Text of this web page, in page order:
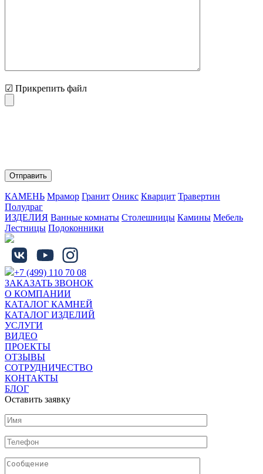
☑ Прикрепить файл
КАМЕНЬ Мрамор Гранит Оникс Кварцит Травертин
Полудраг
ИЗДЕЛИЯ Ванные комнаты Столешницы Камины Мебель
Лестницы Подоконники
+7 (499) 110 70 08
ЗАКАЗАТЬ ЗВОНОК
О КОМПАНИИ
КАТАЛОГ КАМНЕЙ
КАТАЛОГ ИЗДЕЛИЙ
УСЛУГИ
ВИДЕО
ПРОЕКТЫ
ОТЗЫВЫ
СОТРУДНИЧЕСТВО
КОНТАКТЫ
БЛОГ
Оставить заявку